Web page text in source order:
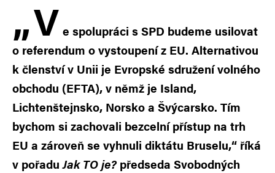
„V e spolupráci s SPD budeme usilovat
o referendum o vystoupení z EU. Alternativou
k členství v Unii je Evropské sdružení volného
obchodu (EFTA), v němž je Island,
Lichtenštejnsko, Norsko a Švýcarsko. Tím
bychom si zachovali bezcelní přístup na trh
EU a zároveň se vyhnuli diktátu Bruselu,“ říká
v pořaduJak TO je?předseda Svobodných